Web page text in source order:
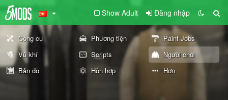
Show Adult Đăng nhập
Công cụ Phương tiện
Paint Jobs
Vũ khí
Scripts
Người chơi
Bản đồ
Hỗn hợp Hơn